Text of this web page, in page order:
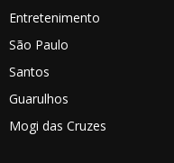
Entretenimento
São Paulo
Santos
Guarulhos
Mogi das Cruzes